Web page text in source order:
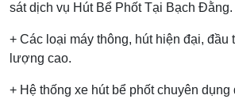
sát dịch vụ Hút Bể Phốt Tại Bạch Đằng.
+ Các loại máy thông, hút hiện đại, đầu
lượng cao.
+ Hệ thống xe hút bể phốt chuyên